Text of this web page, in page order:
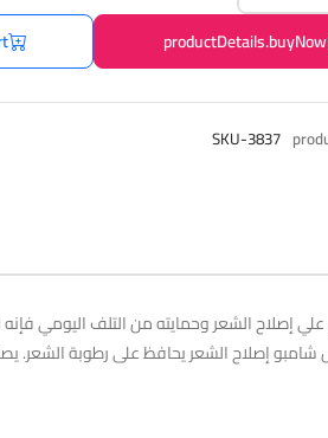
productDetails.buyNow
SKU-3837
الشعر وحمايته من التلف اليومي فإنه
إصلاح الشعر يحافظ على رطوبة الشعر.